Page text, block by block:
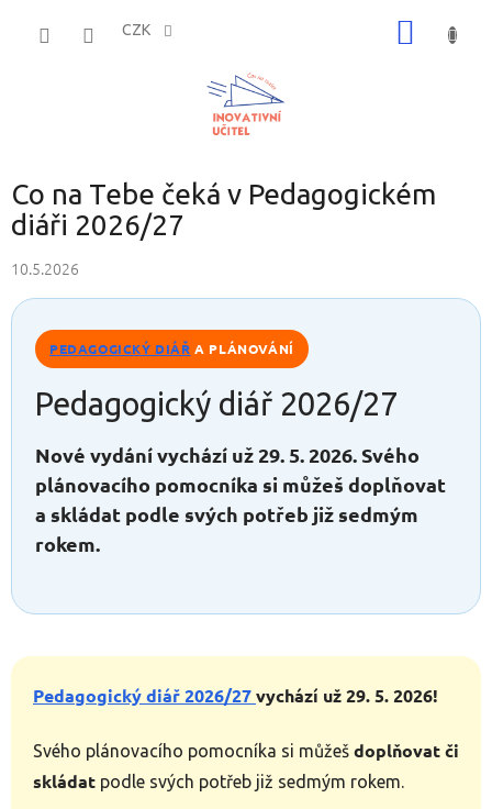
CZK
Co na Tebe čeká v Pedagogickém
diáři 2026/27
10.5.2026
PEDAGOGICKÝ DIÁŘ A PLÁNOVÁNÍ
Pedagogický diář 2026/27
Nové vydání vychází už 29. 5. 2026. Svého
plánovacího pomocníka si můžeš doplňovat
a skládat podle svých potřeb již sedmým
rokem.
Pedagogický diář 2026/27vychází už 29. 5. 2026!
Svého plánovacího pomocníka si můžeš doplňovat či
skládat podle svých potřeb již sedmým rokem.